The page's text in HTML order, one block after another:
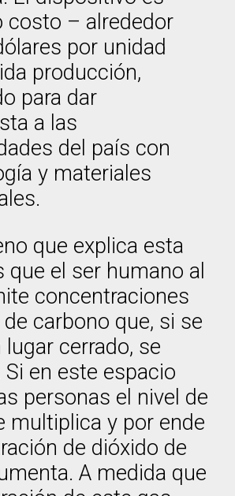
costo – alrededor
por unidad
producción,
para dar
a las
del país con
y materiales
que explica esta
que el ser humano al
concentraciones
carbono que, si se
cerrado, se
en este espacio
personas el nivel de
multiplica y por ende
de dióxido de
A medida que